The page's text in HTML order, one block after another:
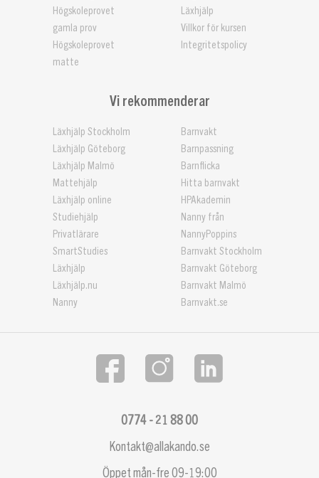
Högskoleprovet
gamla prov
Högskoleprovet
matte
Läxhjälp
Villkor för kursen
Integritetspolicy
Vi rekommenderar
Läxhjälp Stockholm
Läxhjälp Göteborg
Läxhjälp Malmö
Mattehjälp
Läxhjälp online
Studiehjälp
Privatlärare
SmartStudies
Läxhjälp
Läxhjälp.nu
Nanny
Barnvakt
Barnpassning
Barnflicka
Hitta barnvakt
HPAkademin
Nanny från
NannyPoppins
Barnvakt Stockholm
Barnvakt Göteborg
Barnvakt Malmö
Barnvakt.se
Kontakt@allakando.se
0774 - 21 88 00
Öppet mån-fre 09-19:00